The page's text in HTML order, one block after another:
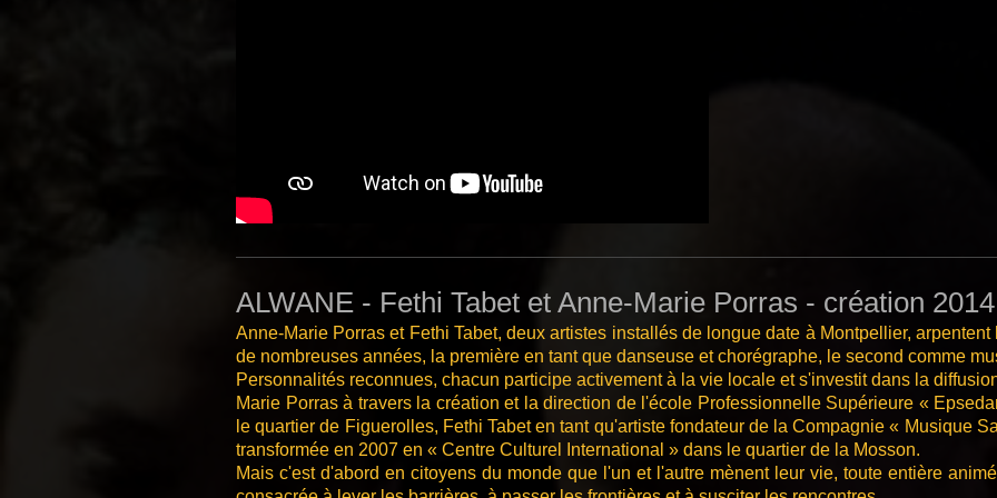
ALWANE - Fethi Tabet et Anne-Marie Porras - création 2014
Anne-Marie Porras et Fethi Tabet, deux artistes installés de longue date à Montpellier,
de nombreuses années, la première en tant que danseuse et chorégraphe, le second comme
Personnalités reconnues, chacun participe activement à la vie locale et s'investit dans la
Marie Porras à travers la création et la direction de l'école Professionnelle Supérieure «
le quartier de Figuerolles, Fethi Tabet en tant qu'artiste fondateur de la Compagnie « Musique
transformée en 2007 en « Centre Culturel International » dans le quartier de la Mosson.
Mais c'est d'abord en citoyens du monde que l'un et l'autre mènent leur vie, toute entière